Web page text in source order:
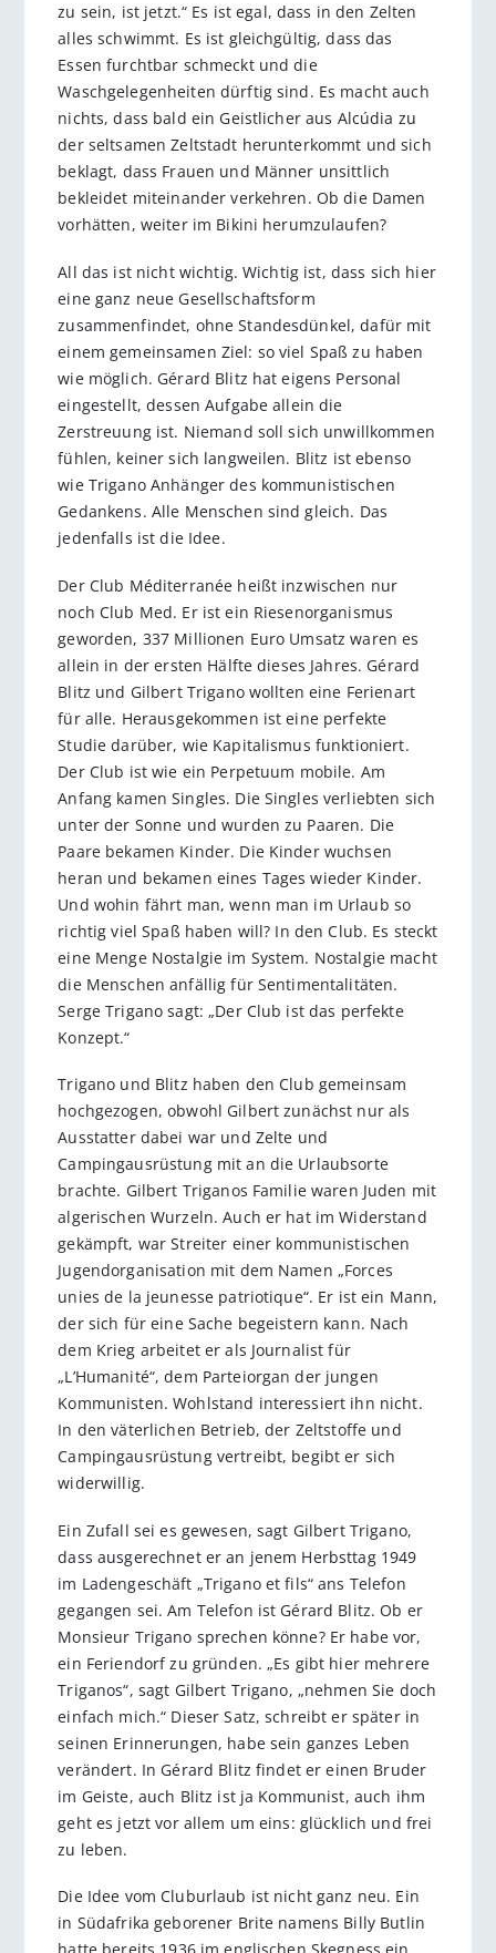
zu sein, ist jetzt.“ Es ist egal, dass in den Zelten
alles schwimmt. Es ist gleichgültig, dass das
Essen furchtbar schmeckt und die
Waschgelegenheiten dürftig sind. Es macht auch
nichts, dass bald ein Geistlicher aus Alcúdia zu
der seltsamen Zeltstadt herunterkommt und sich
beklagt, dass Frauen und Männer unsittlich
bekleidet miteinander verkehren. Ob die Damen
vorhätten, weiter im Bikini herumzulaufen?
All das ist nicht wichtig. Wichtig ist, dass sich hier
eine ganz neue Gesellschaftsform
zusammenfindet, ohne Standesdünkel, dafür mit
einem gemeinsamen Ziel: so viel Spaß zu haben
wie möglich. Gérard Blitz hat eigens Personal
eingestellt, dessen Aufgabe allein die
Zerstreuung ist. Niemand soll sich unwillkommen
fühlen, keiner sich langweilen. Blitz ist ebenso
wie Trigano Anhänger des kommunistischen
Gedankens. Alle Menschen sind gleich. Das
jedenfalls ist die Idee.
Der Club Méditerranée heißt inzwischen nur
noch Club Med. Er ist ein Riesenorganismus
geworden, 337 Millionen Euro Umsatz waren es
allein in der ersten Hälfte dieses Jahres. Gérard
Blitz und Gilbert Trigano wollten eine Ferienart
für alle. Herausgekommen ist eine perfekte
Studie darüber, wie Kapitalismus funktioniert.
Der Club ist wie ein Perpetuum mobile. Am
Anfang kamen Singles. Die Singles verliebten sich
unter der Sonne und wurden zu Paaren. Die
Paare bekamen Kinder. Die Kinder wuchsen
heran und bekamen eines Tages wieder Kinder.
Und wohin fährt man, wenn man im Urlaub so
richtig viel Spaß haben will? In den Club. Es steckt
eine Menge Nostalgie im System. Nostalgie macht
die Menschen anfällig für Sentimentalitäten.
Serge Trigano sagt: „Der Club ist das perfekte
Konzept.“
Trigano und Blitz haben den Club gemeinsam
hochgezogen, obwohl Gilbert zunächst nur als
Ausstatter dabei war und Zelte und
Campingausrüstung mit an die Urlaubsorte
brachte. Gilbert Triganos Familie waren Juden mit
algerischen Wurzeln. Auch er hat im Widerstand
gekämpft, war Streiter einer kommunistischen
Jugendorganisation mit dem Namen „Forces
unies de la jeunesse patriotique“. Er ist ein Mann,
der sich für eine Sache begeistern kann. Nach
dem Krieg arbeitet er als Journalist für
„L’Humanité“, dem Parteiorgan der jungen
Kommunisten. Wohlstand interessiert ihn nicht.
In den väterlichen Betrieb, der Zeltstoffe und
Campingausrüstung vertreibt, begibt er sich
widerwillig.
Ein Zufall sei es gewesen, sagt Gilbert Trigano,
dass ausgerechnet er an jenem Herbsttag 1949
im Ladengeschäft „Trigano et fils“ ans Telefon
gegangen sei. Am Telefon ist Gérard Blitz. Ob er
Monsieur Trigano sprechen könne? Er habe vor,
ein Feriendorf zu gründen. „Es gibt hier mehrere
Triganos“, sagt Gilbert Trigano, „nehmen Sie doch
einfach mich.“ Dieser Satz, schreibt er später in
seinen Erinnerungen, habe sein ganzes Leben
verändert. In Gérard Blitz findet er einen Bruder
im Geiste, auch Blitz ist ja Kommunist, auch ihm
geht es jetzt vor allem um eins: glücklich und frei
zu leben.
Die Idee vom Cluburlaub ist nicht ganz neu. Ein
in Südafrika geborener Brite namens Billy Butlin